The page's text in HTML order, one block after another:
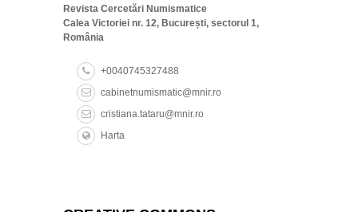
Revista Cercetări Numismatice
Calea Victoriei nr. 12, București, sectorul 1,
România
+0040745327488
cabinetnumismatic@mnir.ro
cristiana.tataru@mnir.ro
Harta